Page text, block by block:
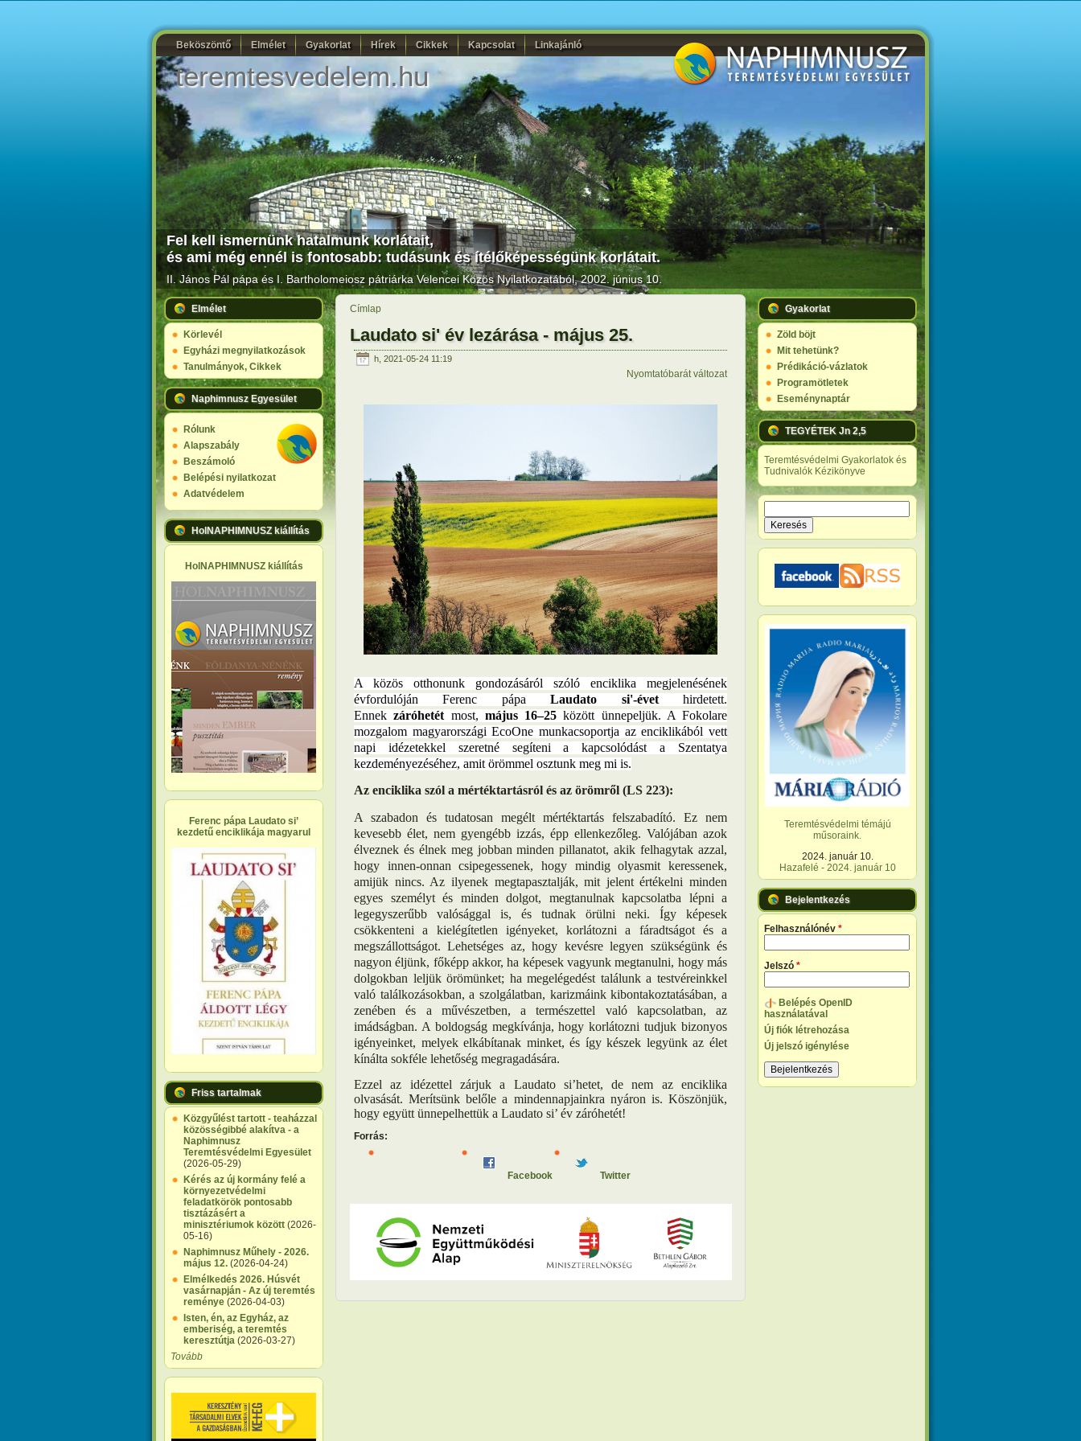
Beköszöntő Elmélet Gyakorlat Hírek Cikkek Kapcsolat Linkajánló
teremtesvedelem.hu
Fel kell ismernünk hatalmunk korlátait,
és ami még ennél is fontosabb: tudásunk és ítélőképességünk korlátait.
II. János Pál pápa és I. Bartholomeiosz pátriárkaVelencei Közös Nyilatkozatából, 2002. június 10.
Elmélet
Körlevél
Egyházi megnyilatkozások
Tanulmányok, Cikkek
Naphimnusz Egyesület
Rólunk
Alapszabály
Beszámoló
Belépési nyilatkozat
Adatvédelem
HolNAPHIMNUSZ kiállítás
HolNAPHIMNUSZ kiállítás
Ferenc pápa Laudato si’
kezdetű enciklikája magyarul
Friss tartalmak
Közgyűlést tartott - teaházzal
közösségibbé alakítva - a
Naphimnusz
Teremtésvédelmi Egyesület
(2026-05-29)
Kérés az új kormány felé a
környezetvédelmi
feladatkörök pontosabb
tisztázásért a
minisztériumok között (2026-
05-16)
Naphimnusz Műhely - 2026.
május 12. (2026-04-24)
Elmélkedés 2026. Húsvét
vasárnapján - Az új teremtés
reménye (2026-04-03)
Isten, én, az Egyház, az
emberiség, a teremtés
keresztútja (2026-03-27)
Tovább
Címlap
Laudato si' év lezárása - május 25.
h, 2021-05-24 11:19
Nyomtatóbarát változat
A közös otthonunk gondozásáról szóló enciklika megjelenésének
évfordulóján Ferenc pápaLaudato si'-évethirdetett.
Ennekzáróhetét most, május 16–25között ünnepeljük. A Fokolare
mozgalom magyarországi EcoOne munkacsoportja az enciklikából vett
napi idézetekkel szeretné segíteni a kapcsolódást a Szentatya
kezdeményezéséhez, amit örömmel osztunk meg mi is.
Az enciklika szól a mértéktartásról és az örömről (LS 223):
A szabadon és tudatosan megélt mértéktartás felszabadító. Ez nem
kevesebb élet, nem gyengébb izzás, épp ellenkezőleg. Valójában azok
élveznek és élnek meg jobban minden pillanatot, akik felhagytak azzal,
hogy innen-onnan csipegessenek, hogy mindig olyasmit keressenek,
amijük nincs. Az ilyenek megtapasztalják, mit jelent értékelni minden
egyes személyt és minden dolgot, megtanulnak kapcsolatba lépni a
legegyszerűbb valósággal is, és tudnak örülni neki. Így képesek
csökkenteni a kielégítetlen igényeket, korlátozni a fáradtságot és a
megszállottságot. Lehetséges az, hogy kevésre legyen szükségünk és
nagyon éljünk, főképp akkor, ha képesek vagyunk megtanulni, hogy más
dolgokban leljük örömünket; ha megelégedést találunk a testvéreinkkel
való találkozásokban, a szolgálatban, karizmáink kibontakoztatásában, a
zenében és a művészetben, a természettel való kapcsolatban, az
imádságban. A boldogság megkívánja, hogy korlátozni tudjuk bizonyos
igényeinket, melyek elkábítanak minket, és így készek legyünk az élet
kínálta sokféle lehetőség megragadására.
Ezzel az idézettel zárjuk a Laudato si’hetet, de nem az enciklika
olvasását. Merítsünk belőle a mindennapjainkra nyáron is. Köszönjük,
hogy együtt ünnepelhettük a Laudato si’ év záróhetét!
Forrás:
Facebook Twitter
Gyakorlat
Zöld böjt
Mit tehetünk?
Prédikáció-vázlatok
Programötletek
Eseménynaptár
TEGYÉTEK Jn 2,5
Teremtésvédelmi Gyakorlatok és
Tudnivalók Kézikönyve
Keresés űrlap
Teremtésvédelmi témájú
műsoraink.
2024. január 10.
Hazafelé - 2024. január 10
Bejelentkezés
Felhasználónév *
Jelszó *
Belépés OpenID
használatával
Új fiók létrehozása
Új jelszó igénylése